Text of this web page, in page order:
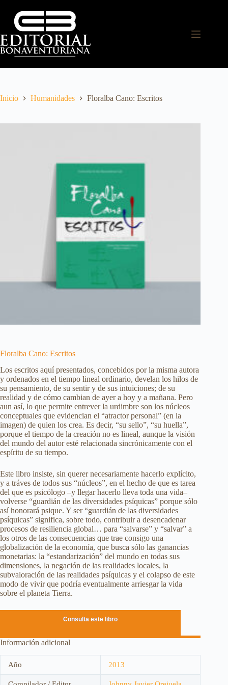
Inicio Humanidades Floralba Cano: Escritos
Floralba Cano: Escritos
Los escritos aquí presentados, concebidos por la misma autora
y ordenados en el tiempo lineal ordinario, develan los hilos de
su pensamiento, de su sentir y de sus intuiciones; de su
realidad y de cómo cambian de ayer a hoy y a mañana. Pero
aun así, lo que permite entrever la urdimbre son los núcleos
conceptuales que evidencian el “atractor personal” (en la
imagen) de quien los crea. Es decir, “su sello”, “su huella”,
porque el tiempo de la creación no es lineal, aunque la visión
del mundo del autor esté relacionada sincrónicamente con el
espíritu de su tiempo.
Este libro insiste, sin querer necesariamente hacerlo explícito,
y a tráves de todos sus “núcleos”, en el hecho de que es tarea
del que es psicólogo –y llegar hacerlo lleva toda una vida–
volverse “guardián de las diversidades psíquicas” porque sólo
así honorará psique. Y ser “guardián de las diversidades
psíquicas” significa, sobre todo, contribuir a desencadenar
procesos de resiliencia global… para “salvarse” y “salvar” a
los otros de las consecuencias que trae consigo una
globalización de la economía, que busca sólo las ganancias
monetarias: la “estandarización” del mundo en todas sus
dimensiones, la negación de las realidades locales, la
subvaloración de las realidades psíquicas y el colapso de este
modo de vivir que podría eventualmente arriesgar la vida
sobre el planeta Tierra.
Consulta este libro
Información adicional
Año 2013